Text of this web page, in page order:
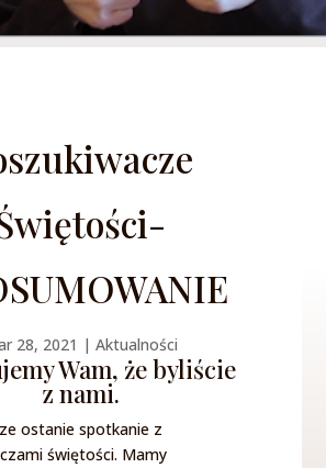
28, 2021 | Aktualności
Wam, że byliście
z nami.
ostanie spotkanie z
świętości. Mamy